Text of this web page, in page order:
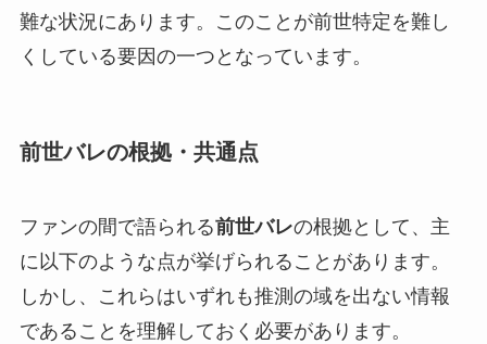
難な状況にあります。このことが前世特定を難し
くしている要因の一つとなっています。
前世バレの根拠・共通点
ファンの間で語られる前世バレの根拠として、主
に以下のような点が挙げられることがあります。
しかし、これらはいずれも推測の域を出ない情報
であることを理解しておく必要があります。